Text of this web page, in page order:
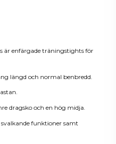
är enfärgade träningstights för
längd och normal benbredd.
dragsko och en hög midja.
funktioner samt